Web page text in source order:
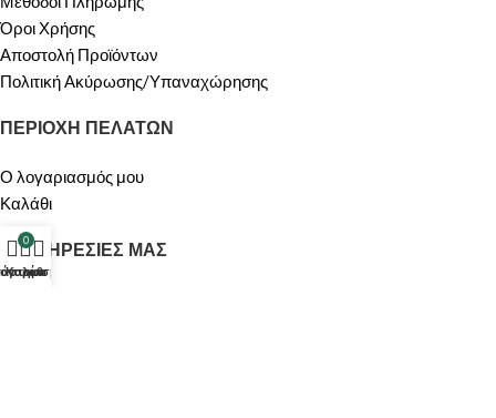
Όροι Χρήσης
Αποστολή Προϊόντων
Πολιτική Ακύρωσης/Υπαναχώρησης
ΠΕΡΙΟΧΗ ΠΕΛΑΤΩΝ
Ο λογαριασμός μου
Καλάθι
ΟΙ ΥΠΗΡΕΣΙΕΣ ΜΑΣ
0
Καλάθι μου